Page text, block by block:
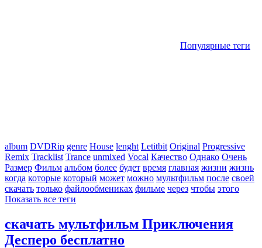
Популярные теги
album DVDRip genre House lenght Letitbit Original Progressive
Remix Tracklist Trance unmixed Vocal Качество Однако Очень
Размер Фильм альбом более будет время главная жизни жизнь
когда которые который может можно мультфильм после своей
скачать только файлообмениках фильме через чтобы этого
Показать все теги
скачать мультфильм Приключения
Десперо бесплатно